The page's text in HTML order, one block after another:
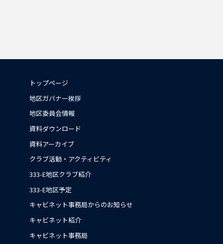
トップページ
地区ガバナー挨拶
地区委員会情報
資料ダウンロード
資料アーカイブ
クラブ活動・アクティビティ
333-E地区クラブ紹介
333-E地区予定
キャビネット事務局からのお知らせ
キャビネット紹介
キャビネット事務局